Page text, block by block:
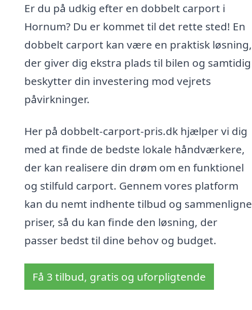
Er du på udkig efter en dobbelt carport i
Hornum? Du er kommet til det rette sted! En
dobbelt carport kan være en praktisk løsning,
der giver dig ekstra plads til bilen og samtidig
beskytter din investering mod vejrets
påvirkninger.
Her på dobbelt-carport-pris.dk hjælper vi dig
med at finde de bedste lokale håndværkere,
der kan realisere din drøm om en funktionel
og stilfuld carport. Gennem vores platform
kan du nemt indhente tilbud og sammenligne
priser, så du kan finde den løsning, der
passer bedst til dine behov og budget.
Få 3 tilbud, gratis og uforpligtende